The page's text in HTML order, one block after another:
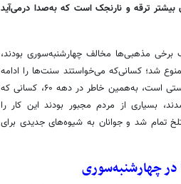
بیشتر ترقه و نارنجک است که به‌صدا درمی‌آید
برخی مذهبی‌ها مخالف چهارشنبه‌سوری بودند،
شد؛ کسانی‌که می‌خواستند سنت‌ها را ادامه
دهند اذیت می‌شدند، آن زمان می‌گفتند این جشن نوعی احیای آتش‌پرستی است، به‌همین خاطر در دهه ۶۰، کسانی که
بسیاری از مردم مجبور بودند این کار را
دهند، در نهایت برخوردهای ایدئولوژیک دهه ۶۰ خیلی تلخ تمام شد و جوانان به شیوه‌های جدیدی برای
در چهارشنبه‌سوری